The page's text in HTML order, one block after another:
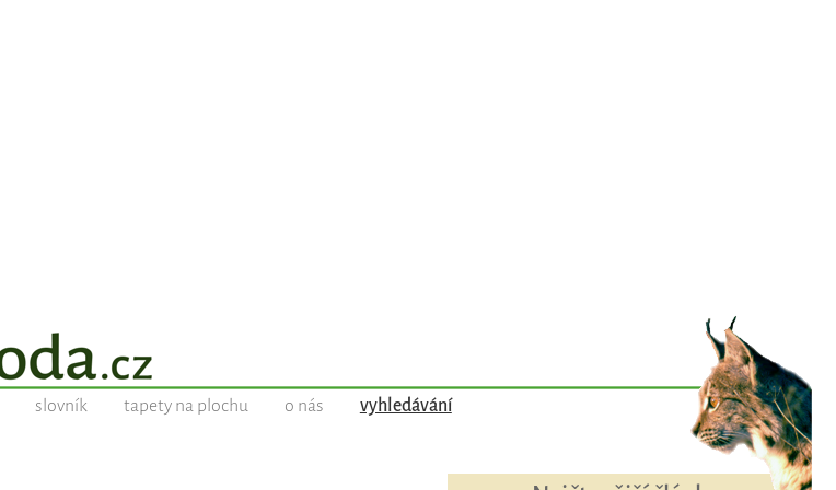
slovník tapety na plochu o nás vyhledávání